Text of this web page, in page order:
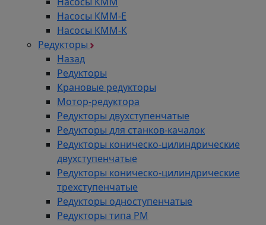
Насосы КММ-Е
Насосы КММ-К
Редукторы
Назад
Редукторы
Крановые редукторы
Мотор-редуктора
Редукторы двухступенчатые
Редукторы для станков-качалок
Редукторы коническо-цилиндрические
двухступенчатые
Редукторы коническо-цилиндрические
трехступенчатые
Редукторы одноступенчатые
Редукторы типа РМ